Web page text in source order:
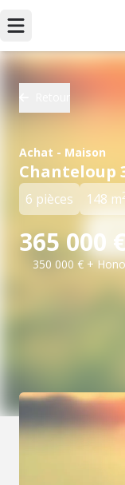
Achat - Maison
Chanteloup
6 pièces 148 m
365 000
350 000 € +